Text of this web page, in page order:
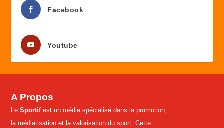
Facebook
Youtube
A Propos
LeSportifest un média spécialisé dans la promotion,
la médiatisation et la valorisation du sport. Cette